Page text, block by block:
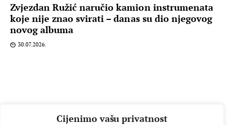
Cijenimo vašu privatnost
Zvjezdan Ružić naručio kamion instrumenata
koje nije znao svirati – danas su dio njegovog
novog albuma
30.07.2026.